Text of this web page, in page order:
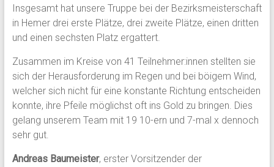
Insgesamt hat unsere Truppe bei der Bezirksmeisterschaft
in Hemer drei erste Plätze, drei zweite Plätze, einen dritten
und einen sechsten Platz ergattert.
Zusammen im Kreise von 41 Teilnehmer:innen stellten sie
sich der Herausforderung im Regen und bei böigem Wind,
welcher sich nicht für eine konstante Richtung entscheiden
konnte, ihre Pfeile möglichst oft ins Gold zu bringen. Dies
gelang unserem Team mit 19 10-ern und 7-mal x dennoch
sehr gut.
Andreas Baumeister, erster Vorsitzender der